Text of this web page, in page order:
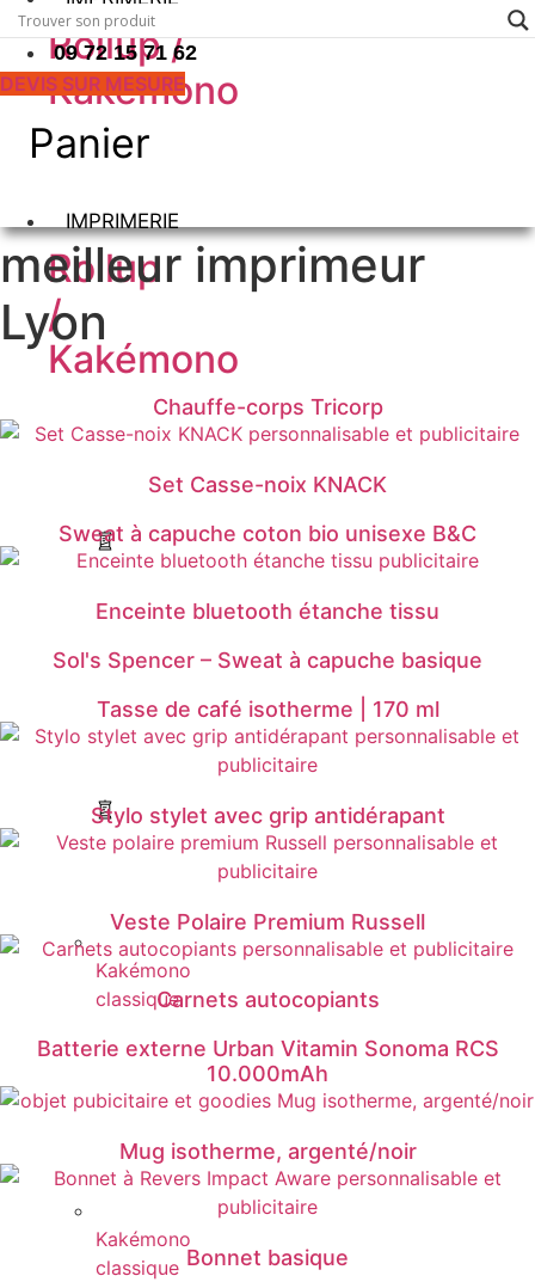
Rollup /
Kakémono
Kakémono
classique
09 72 15 71 62
DEVIS SUR MESURE
Panier
IMPRIMERIE
Rollup
/
Kakémono
Kakémono
classique
meilleur imprimeur
Lyon
Chauffe-corps Tricorp
Set Casse-noix KNACK
Sweat à capuche coton bio unisexe B&C
Enceinte bluetooth étanche tissu
Sol's Spencer – Sweat à capuche basique
Tasse de café isotherme | 170 ml
Stylo stylet avec grip antidérapant
Veste Polaire Premium Russell
Carnets autocopiants
Batterie externe Urban Vitamin Sonoma RCS
10.000mAh
Mug isotherme, argenté/noir
Bonnet basique